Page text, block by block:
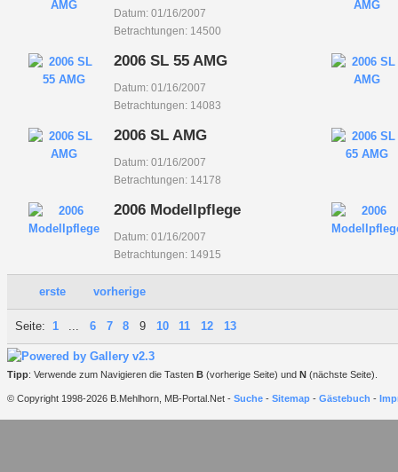
Datum: 01/16/2007
Betrachtungen: 14500
2006 SL 55 AMG
Datum: 01/16/2007
Betrachtungen: 14083
2006 SL AMG
Datum: 01/16/2007
Betrachtungen: 14178
2006 Modellpflege
Datum: 01/16/2007
Betrachtungen: 14915
erste vorherige
Seite: 1 ... 6 7 8 9 10 11 12 13
Tipp: Verwende zum Navigieren die Tasten B (vorherige Seite) und N (nächste Seite).
© Copyright 1998-2026 B.Mehlhorn, MB-Portal.Net - Suche - Sitemap - Gästebuch -